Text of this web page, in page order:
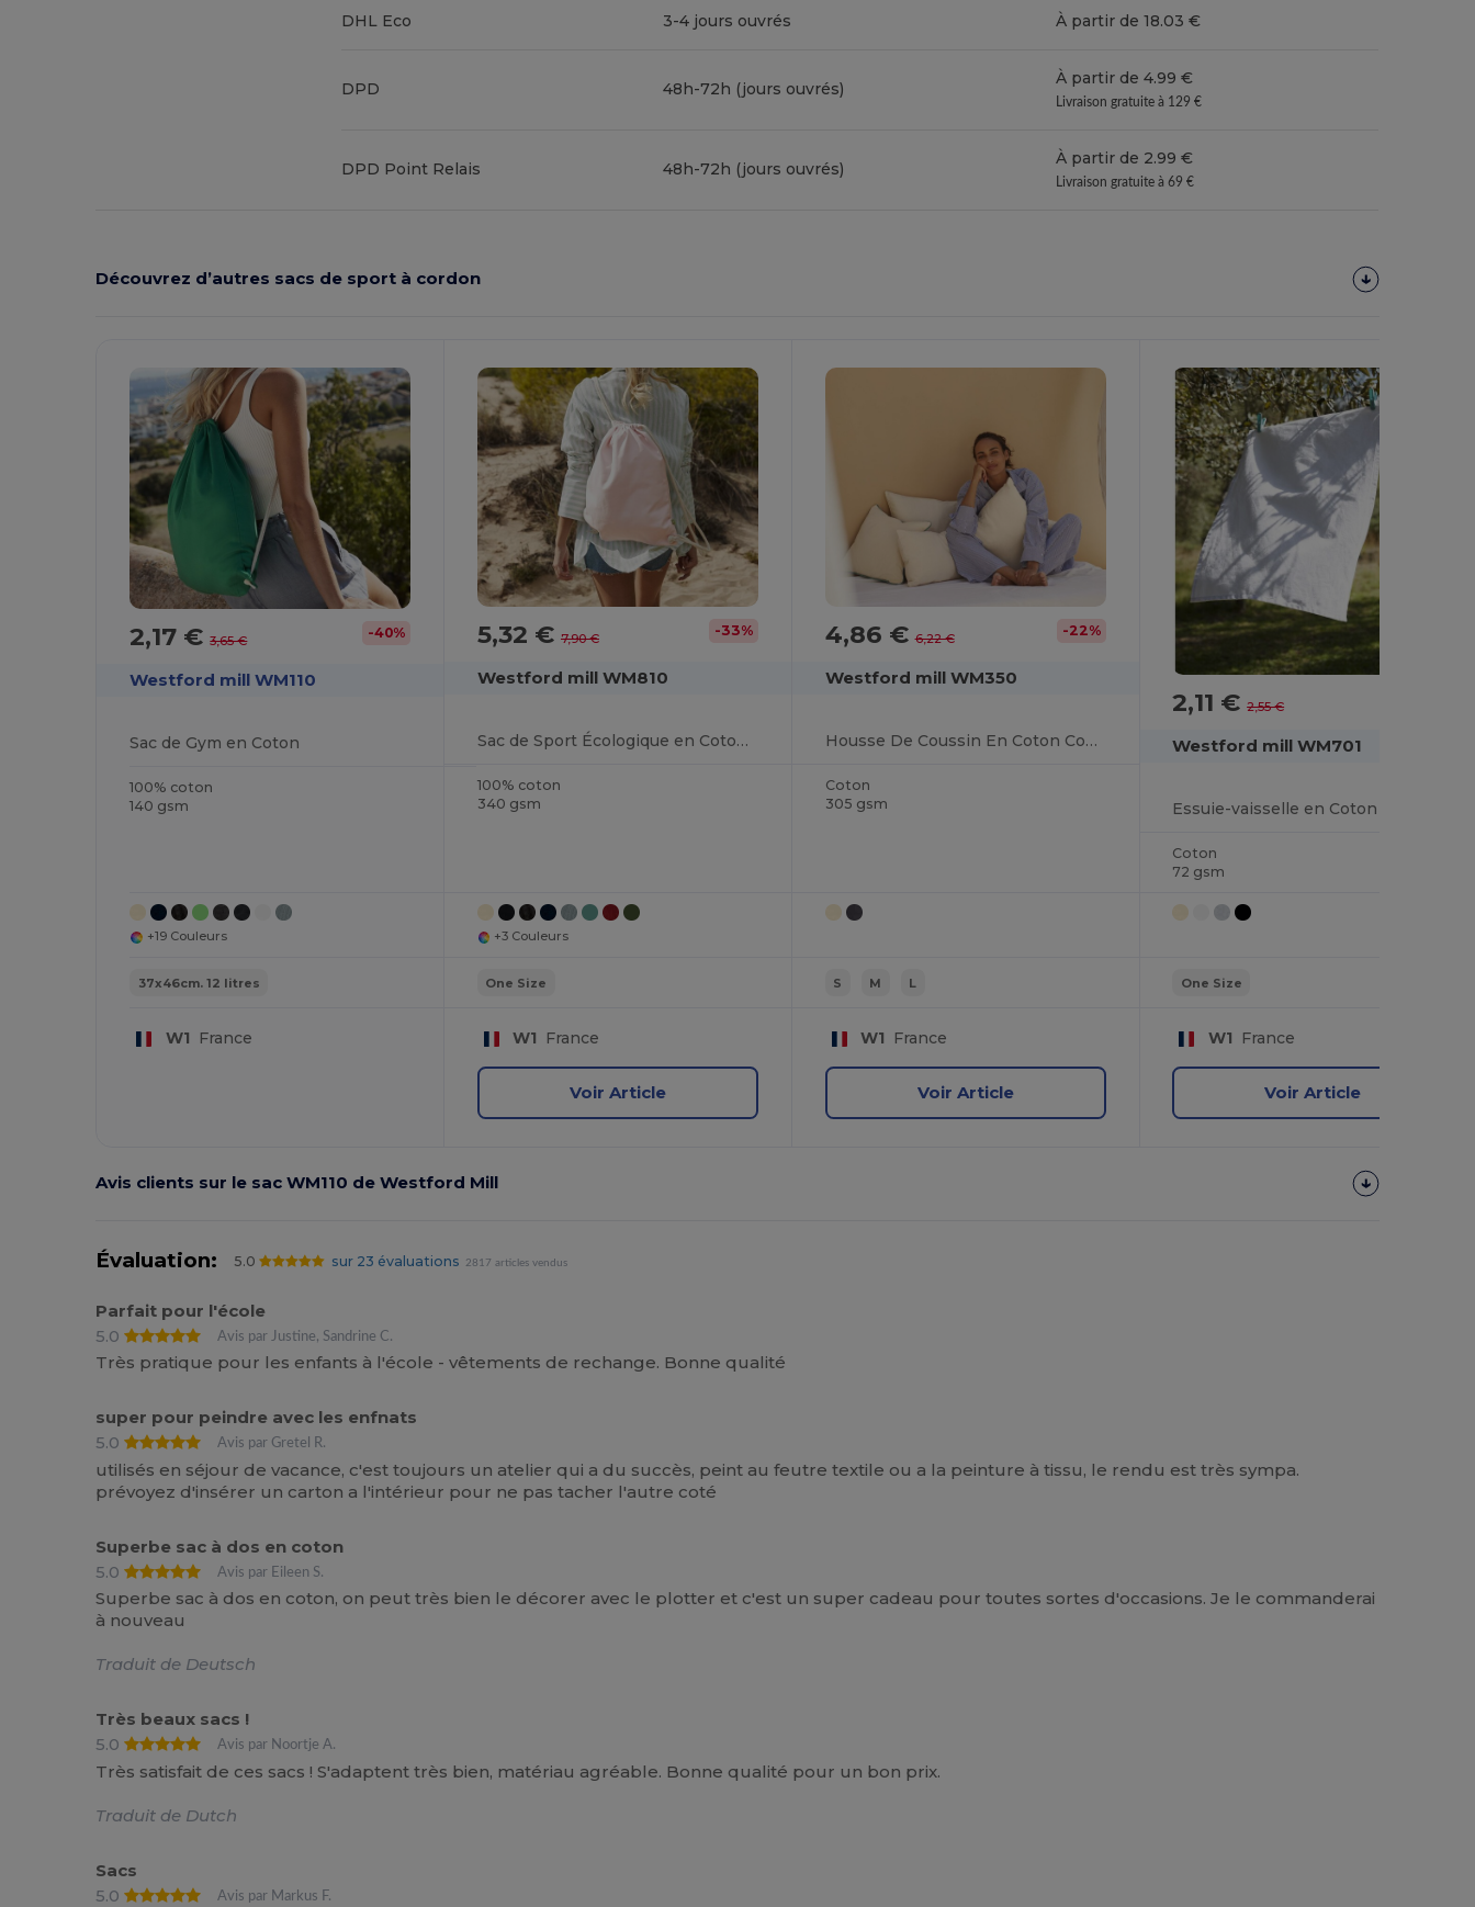
DHL Eco 3-4 jours ouvrés À partir de 18.03 €
DPD 48h-72h (jours ouvrés)
À partir de 4.99 €
Livraison gratuite à 129 €
DPD Point Relais 48h-72h (jours ouvrés)
À partir de 2.99 €
Livraison gratuite à 69 €
Découvrez d’autres sacs de sport à cordon
Personnalisez-
2,17 €3,65 € -40%
Westford mill WM110
Sac de Gym en Coton
100% coton
140 gsm
+19 Couleurs
37x46cm. 12 litres
W1 France
5,32 € 7,90 € -33%
Westford mill WM810
Sac de Sport Écologique en Coton Bio
100% coton
340 gsm
+3 Couleurs
One Size
W1 France
Voir Article
4,86 €6,22 € -22%
Westford mill WM350
Housse De Coussin En Coton Commerce Équitable
Coton
305 gsm
S M L
W1 France
Voir Article
2,11 €2,55 €
Westford mill WM701
Coton
72 gsm
One Size
W1 France
Voir Article
Avis clients sur le sac WM110 de Westford Mill
Évaluation: 5.0 sur 23 évaluations 2817 articles vendus
Parfait pour l'école
5.0
Avis par Justine, Sandrine C.
Très pratique pour les enfants à l'école - vêtements de rechange. Bonne qualité
super pour peindre avec les enfnats
5.0
Avis par Gretel R.
utilisés en séjour de vacance, c'est toujours un atelier qui a du succès, peint au feutre textile ou a la peinture à tissu, le rendu est très sympa.
prévoyez d'insérer un carton a l'intérieur pour ne pas tacher l'autre coté
Superbe sac à dos en coton
5.0
Avis par Eileen S.
Superbe sac à dos en coton, on peut très bien le décorer avec le plotter et c'est un super cadeau pour toutes sortes d'occasions. Je le commanderai
à nouveau
Traduit de Deutsch
Très beaux sacs !
5.0
Avis par Noortje A.
Très satisfait de ces sacs ! S'adaptent très bien, matériau agréable. Bonne qualité pour un bon prix.
Traduit de Dutch
Sacs
5.0
Avis par Markus F.